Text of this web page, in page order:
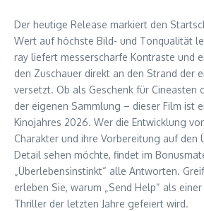
Der heutige Release markiert den
Wert auf höchste Bild- und Tonqualität
ray liefert messerscharfe Kontraste und
den Zuschauer direkt an den Strand der
versetzt. Ob als Geschenk für Cineasten
der eigenen Sammlung – dieser Film ist
Kinojahres 2026. Wer die Entwicklung
Charakter und ihre Vorbereitung auf den
Detail sehen möchte, findet im
„Überlebensinstinkt“ alle Antworten.
erleben Sie, warum „Send Help“ als
Thriller der letzten Jahre gefeiert wird.